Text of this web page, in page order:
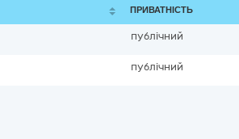
ПРИВАТНІСТЬ
публічний
публічний